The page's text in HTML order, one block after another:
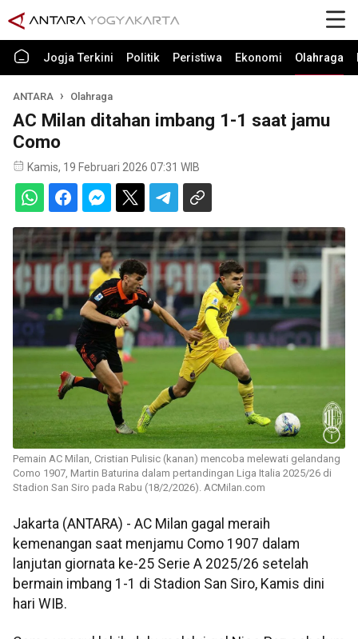
Jogja Terkini Politik Peristiwa Ekonomi Olahraga
ANTARA Olahraga
AC Milan ditahan imbang 1-1 saat jamu
Como
Kamis, 19 Februari 2026 07:31 WIB
Pemain AC Milan, Cristian Pulisic (kanan) mencoba melewati gelandang
Como 1907, Martin Baturina dalam pertandingan Liga Italia 2025/26 di
Stadion San Siro pada Rabu (18/2/2026). ACMilan.com
Jakarta (ANTARA) - AC Milan gagal meraih
kemenangan saat menjamu Como 1907 dalam
lanjutan giornata ke-25 Serie A 2025/26 setelah
bermain imbang 1-1 di Stadion San Siro, Kamis dini
hari WIB.